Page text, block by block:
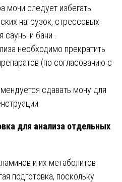
мочи следует избегать
нагрузок, стрессовых
и бани .
необходимо прекратить
(по согласованию с
сдавать мочу для
для анализа отдельных
и их метаболитов
подготовка, поскольку